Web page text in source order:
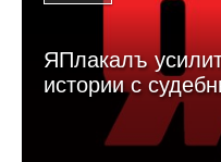
ЯПлакалъ
истории с